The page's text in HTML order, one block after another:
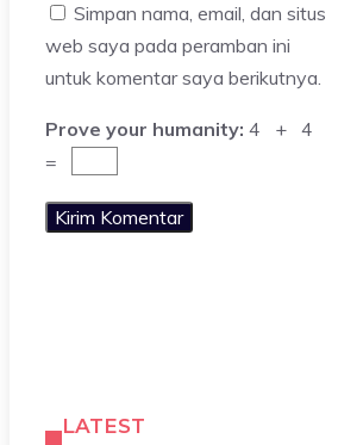
Simpan nama, email, dan situs
web saya pada peramban ini
untuk komentar saya berikutnya.
Prove your humanity: 4 + 4
=
LATEST